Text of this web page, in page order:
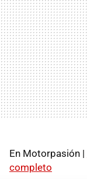
En Motorpasión |
completo